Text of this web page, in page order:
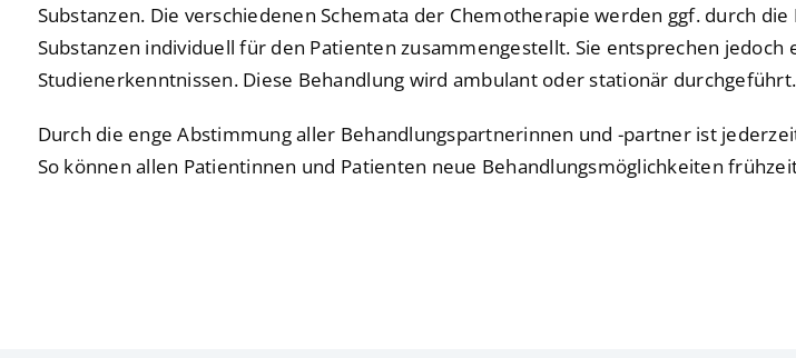
Substanzen. Die verschiedenen Schemata der Chemotherapie werden ggf. durch
Substanzen individuell für den Patienten zusammengestellt. Sie entsprechen
Studienerkenntnissen. Diese Behandlung wird ambulant oder stationär durchgeführt.
Durch die enge Abstimmung aller Behandlungspartnerinnen und -partner ist
So können allen Patientinnen und Patienten neue Behandlungsmöglichkeiten